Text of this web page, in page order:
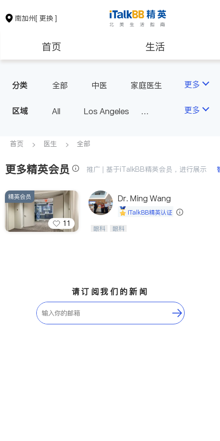
南加州[ 更换 ]
首页 生活
保险理财
银行贷款
建筑装修 教育
养老 非盈利组织
分类 全部 中医
家庭医生
眼科
妇科
儿科
心脏科
肠胃肝脏科
外科
泌尿科
风湿病
不孕不育
脊椎神经科
呼吸科
医生-其它
更多
区域 All
Los Angeles
Alhambra & San Gabriel
Diamond Bar & Covina
Rowland Heights & Hacienda H
eights
Los Angeles County - Other Ci
ties
Santa Barbara & Monterey
更多
首页 医生 全部
更多精英会员 推广 | 基于iTalkBB精英会员，进行展示
11
精英会员 Dr. Ming Wang
iTalkBB精英认证
Wang Vision Institute has more tha
眼科 眼科
请订阅我们的新闻